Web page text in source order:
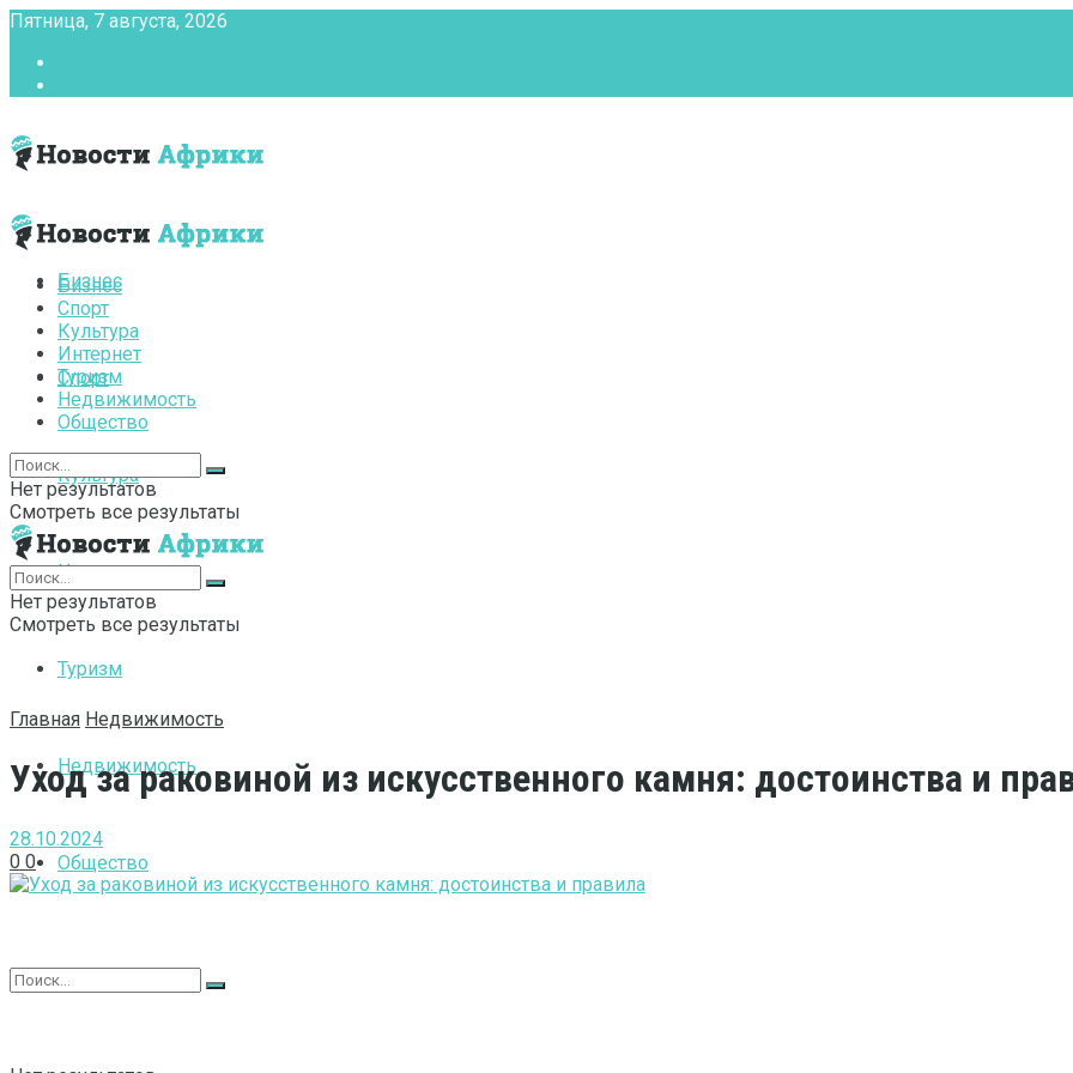
Пятница, 7 августа, 2026
Бизнес
Спорт
Культура
Интернет
Туризм
Недвижимость
Общество
Бизнес
Спорт
Культура
Интернет
Туризм
Недвижимость
Общество
Нет результатов
Смотреть все результаты
Нет результатов
Смотреть все результаты
Главная Недвижимость
Уход за раковиной из искусственного камня: достоинства и
28.10.2024
0 0